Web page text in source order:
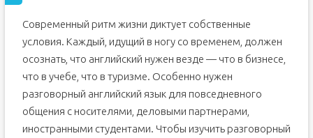
Как поддерживать мотивацию?
С кем учиться?
Самостоятельное изучение английского с нуля
С чего начать подготовку?
Первые шаги в английском: с чего начать?
Современный ритм жизни диктует собственные
условия. Каждый, идущий в ногу со временем, должен
осознать, что английский нужен везде — что в бизнесе,
что в учебе, что в туризме. Особенно нужен
разговорный английский язык для повседневного
общения с носителями, деловыми партнерами,
иностранными студентами. Чтобы изучить разговорный